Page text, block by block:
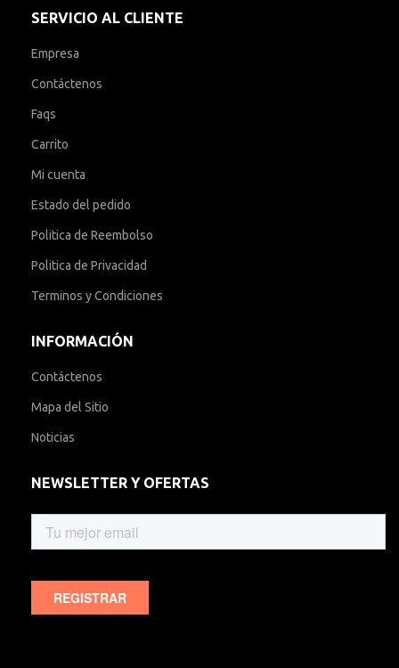
SERVICIO AL CLIENTE
Empresa
Contáctenos
Faqs
Carrito
Mi cuenta
Estado del pedido
Politica de Reembolso
Politica de Privacidad
Terminos y Condiciones
INFORMACIÓN
Contáctenos
Mapa del Sitio
Noticias
NEWSLETTER Y OFERTAS